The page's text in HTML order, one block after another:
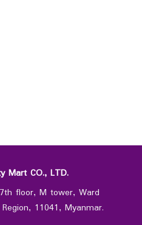
Mart CO., LTD.
floor, M tower, Ward
11041, Myanmar.